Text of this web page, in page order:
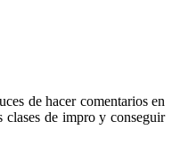
de hacer comentarios en
clases de impro y conseguir